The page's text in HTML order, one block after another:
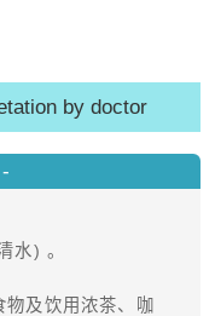
by doctor
水) 。
及饮用浓茶、咖